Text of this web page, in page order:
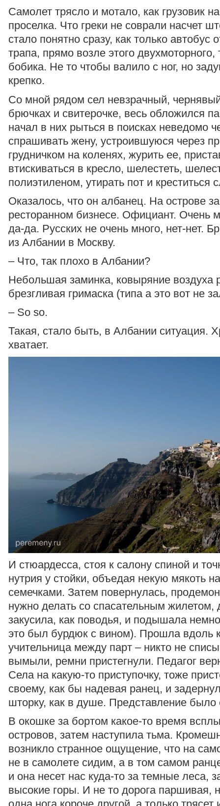
Самолет трясло и мотало, как грузовик
проселка. Что греки не соврали насчет
стало понятно сразу, как только автобус
трапа, прямо возле этого двухмоторного,
бобика. Не то чтобы валило с ног, но
крепко.
Со мной рядом сел невзрачный,
брючках и свитерочке, весь обложился
начал в них рыться в поисках неведомо
спрашивать жену, устроившуюся через
грудничком на коленях, журить ее,
втискиваться в кресло, шелестеть,
полиэтиленом, утирать пот и креститься
Оказалось, что он албанец. На острове
ресторанном бизнесе. Официант. Очень
да-да. Русских не очень много, нет-нет.
из Албании в Москву.
– Что, так плохо в Албании?
Небольшая заминка, ковыряние воздуха
брезгливая гримаска (типа а это вот не
– So so.
Такая, стало быть, в Албании ситуация.
хватает.
И стюардесса, стоя к салону спиной и
нутрия у стойки, объедая некую мякоть
семечками. Затем повернулась,
нужно делать со спасательным жилетом,
закусила, как поводья, и подышала
это был бурдюк с вином). Прошла вдоль
учительница между парт – никто не
вымыли, ремни пристегнули. Педагог
Села на какую-то приступочку, тоже
своему, как бы надевая ранец, и
шторку, как в душе. Представление было
В окошке за бортом какое-то время
островов, затем наступила тьма.
возникло странное ощущение, что на
не в самолете сидим, а в том самом
и она несет нас куда-то за темные леса,
высокие горы. И не то дорога паршивая,